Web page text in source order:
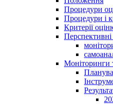
Процедури
Процедури і
Критерії
Моніторинги